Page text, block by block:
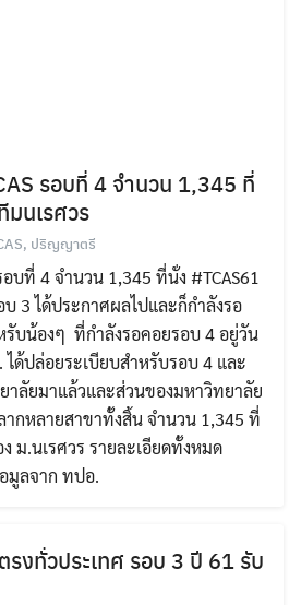
รอบที่ 4 จำนวน 1,345 ที่
นเรศวร
, ปริญญาตรี
อบที่ 4 จำนวน 1,345 ที่นั่ง #TCAS61
3 ได้ประกาศผลไปและก็กำลังรอ
บน้องๆ ที่กำลังรอคอยรอบ 4 อยู่วัน
ด้ปล่อยระเบียบสำหรับรอบ 4 และ
ลัยมาแล้วและส่วนของมหาวิทยาลัย
ากหลายสาขาทั้งสิ้น จำนวน 1,345 ที่
ม.นเรศวร รายละเอียดทั้งหมด
มูลจาก ทปอ.
รงทั่วประเทศ รอบ 3 ปี 61 รับ